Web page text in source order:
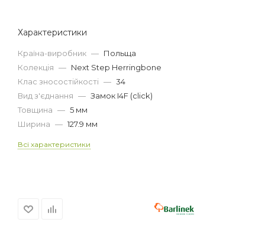
Характеристики
Країна-виробник — Польща
Колекція — Next Step Herringbone
Клас зносостійкості — 34
Вид з'єднання — Замок I4F (click)
Товщина — 5 мм
Ширина — 127.9 мм
Всі характеристики